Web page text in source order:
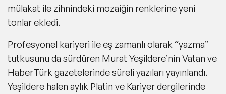
mülakat ile zihnindeki mozaiğin renklerine yeni
tonlar ekledi.
Profesyonel kariyeri ile eş zamanlı olarak “yazma”
tutkusunu da sürdüren Murat Yeşildere’nin Vatan ve
HaberTürk gazetelerinde süreli yazıları yayınlandı.
Yeşildere halen aylık Platin ve Kariyerdergilerinde